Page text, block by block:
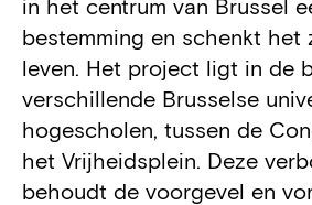
in het centrum van Brussel
bestemming en schenkt het
leven. Het project ligt in de
verschillende Brusselse
hogescholen, tussen de
het Vrijheidsplein. Deze
behoudt de voorgevel en